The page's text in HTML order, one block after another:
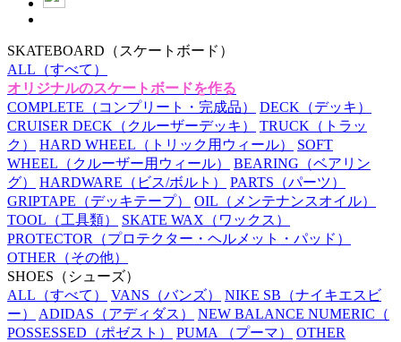
SKATEBOARD （スケートボード）
ALL （すべて）
オリジナルのスケートボードを作る
COMPLETE （コンプリート・完成品） DECK （デッキ）
CRUISER DECK （クルーザーデッキ） TRUCK （トラッ
ク）
HARD WHEEL （トリック用ウィール）
SOFT
WHEEL （クルーザー用ウィール） BEARING （ベアリン
グ）
HARDWARE （ビス/ボルト） PARTS （パーツ）
GRIPTAPE （デッキテープ） OIL （メンテナンスオイル）
TOOL （工具類） SKATE WAX （ワックス）
PROTECTOR （プロテクター・ヘルメット・パッド）
OTHER （その他）
SHOES （シューズ）
ALL （すべて） VANS （バンズ） NIKE SB （ナイキエスビ
ー）
ADIDAS （アディダス） NEW BALANCE NUMERIC （
POSSESSED （ポゼスト） PUMA （プーマ）
OTHER